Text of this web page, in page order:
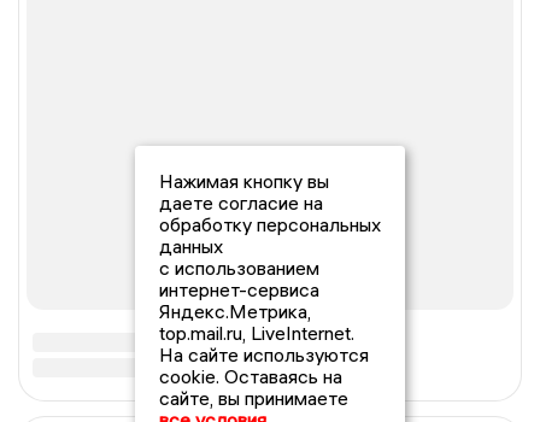
Нажимая кнопку вы
даете согласие на
обработку персональных
данных
с использованием
интернет-сервиса
Яндекс.Метрика,
top.mail.ru, LiveInternet.
На сайте используются
cookie. Оставаясь на
сайте, вы принимаете